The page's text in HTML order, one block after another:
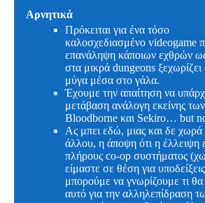
Αρνητικά
Πρόκειται για ένα τόσο
καλοσχεδιασμένο videogame
επανάληψη κάποιων εχθρών
στα μικρά dungeons ξεχωρίζει
μύγα μέσα στο γάλα.
Έχουμε την απαίτηση να
μετάβαση ανάλογη εκείνης των
Bloodborne και Sekiro… but
Ας μπει εδώ, μιας και δε
άλλου, η άποψη ότι η έλλειψη
πλήρους co-op συστήματος
είμαστε σε θέση για
μπορούμε να γνωρίζουμε τι θα
αυτό για την αλληλεπίδραση